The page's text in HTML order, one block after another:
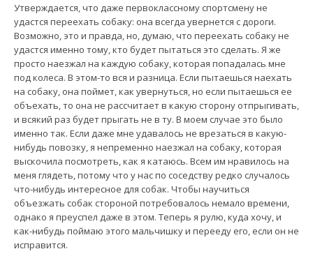
Утверждается, что даже первоклассному спортсмену не
удастся переехать собаку: она всегда увернется с дороги.
Возможно, это и правда, но, думаю, что переехать собаку не
удастся именно тому, кто будет пытаться это сделать. Я же
просто наезжал на каждую собаку, которая попадалась мне
под колеса. В этом-то вся и разница. Если пытаешься наехать
на собаку, она поймет, как увернуться, но если пытаешься ее
объехать, то она не рассчитает в какую сторону отпрыгивать,
и всякий раз будет прыгать не в ту. В моем случае это было
именно так. Если даже мне удавалось не врезаться в какую-
нибудь повозку, я непременно наезжал на собаку, которая
выскочила посмотреть, как я катаюсь. Всем им нравилось на
меня глядеть, потому что у нас по соседству редко случалось
что-нибудь интересное для собак. Чтобы научиться
объезжать собак стороной потребовалось немало времени,
однако я преуспел даже в этом. Теперь я рулю, куда хочу, и
как-нибудь поймаю этого мальчишку и перееду его, если он не
исправится.